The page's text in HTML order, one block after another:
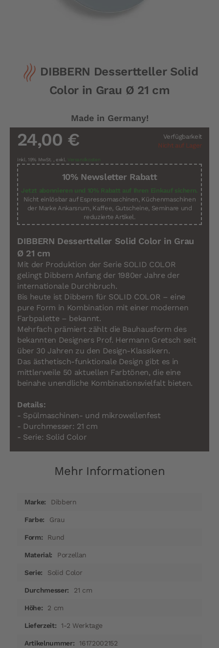
Anfang
DIBBERN Dessertteller Solid
Color in Grau Ø 21 cm
Made in Germany!
Verfügbarkeit
Nicht auf Lager
24,00 €
Inkl. 19% MwSt. , exkl. Versandkosten
10% Newsletter Rabatt
Jetzt abonnieren und 10% Rabatt auf Ihren Einkauf sichern.
Nicht einlösbar auf Espressomaschinen, Küchenmaschinen
der Marke Ankarsrum, Kaffee, Gutscheine, Seminare und
reduzierte Artikel.
DIBBERN Dessertteller Solid Color in Grau
Ø 21 cm
Mit der Produktion der Serie SOLID COLOR
gelingt Dibbern Anfang der 1980er Jahre der
internationale Durchbruch.
Bis heute ist Dibbern für SOLID COLOR – eine
pure Form in Kombination mit einer modernen
Farbpalette – bekannt.
Mehrfach prämiert zählt die Bauhausform des
bekannten Designers Prof. Hermann Gretsch seit
über 30 Jahren zu den Design-Klassikern.
Das ästhetisch-funktionale Design gibt es in
mittlerweile 50 aktuellen Farbtönen, die eine
beinahe unendliche Kombinationsvielfalt bieten.
Details:
- Spülmaschinen- und mikrowellenfest
- Durchmesser: 21 cm
- Serie: Solid Color
Mehr Informationen
InformationenDibbern
Grau
Rund
Porzellan
Solid Color
21 cm
2 cm
1-2 Werktage
16172002152